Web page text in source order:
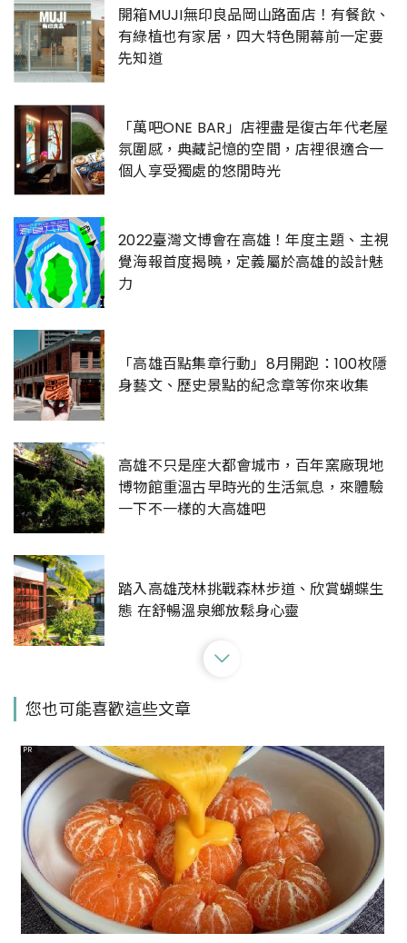
開箱MUJI無印良品岡山路面店！有餐飲、
有綠植也有家居，四大特色開幕前一定要
先知道
「萬吧ONE BAR」店裡盡是復古年代老屋
氛圍感，典藏記憶的空間，店裡很適合一
個人享受獨處的悠閒時光
2022臺灣文博會在高雄！年度主題、主視
覺海報首度揭曉，定義屬於高雄的設計魅
力
「高雄百點集章行動」8月開跑：100枚隱
身藝文、歷史景點的紀念章等你來收集
高雄不只是座大都會城市，百年窯廠現地
博物館重溫古早時光的生活氣息，來體驗
一下不一樣的大高雄吧
踏入高雄茂林挑戰森林步道、欣賞蝴蝶生
態 在舒暢溫泉鄉放鬆身心靈
會在高雄，高市府「聊療漂漂河」療癒亮
旅行心理測驗：你是什麼形狀的人？《臺
灣文博會》群島共振用形狀測出與你最契
合的旅行夥伴
編輯帶你逛2022台灣文博會！「群島共
振」主題館4大亮點搶先看，一起從島嶼
您也可能喜歡這些文章
PR